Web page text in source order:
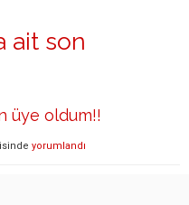
ait son
üye oldum!!
yorumlandı